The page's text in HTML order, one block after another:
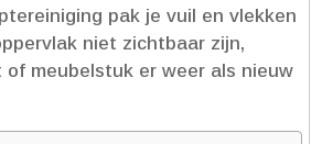
pak je vuil en vlekken
niet zichtbaar zijn,
meubelstuk er weer als nieuw